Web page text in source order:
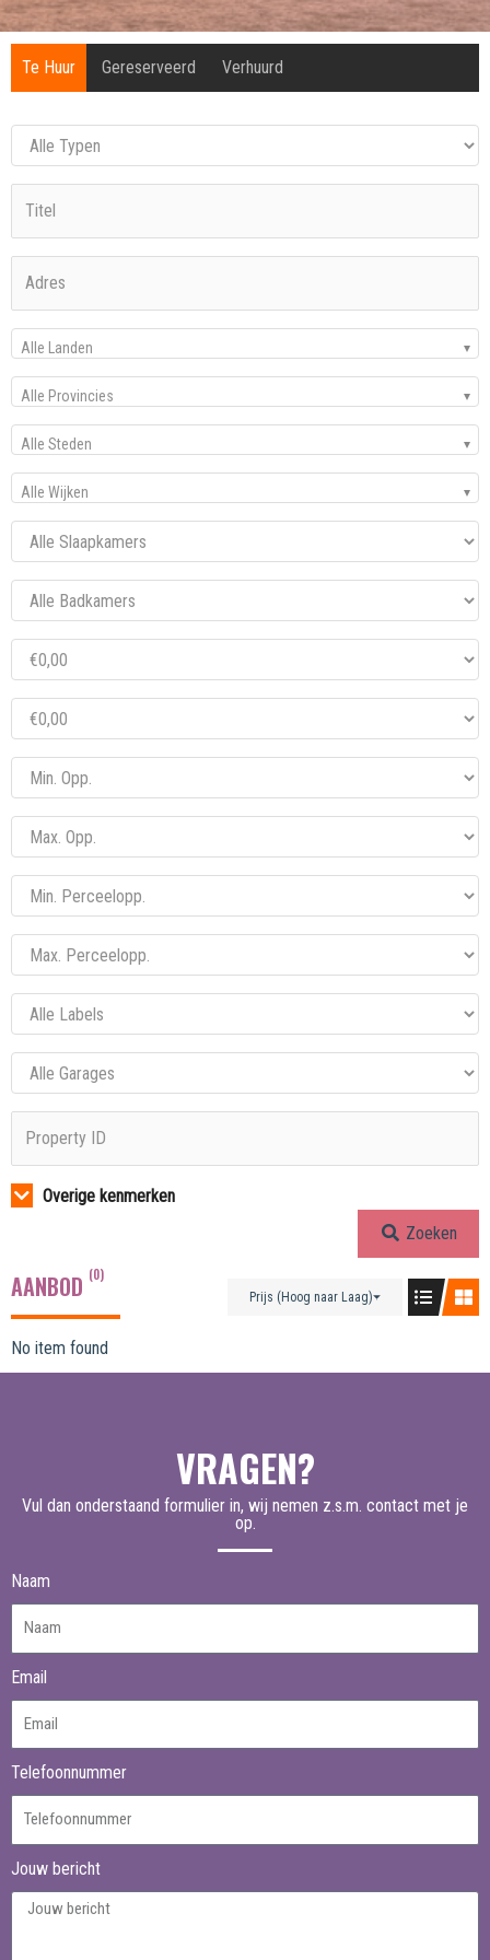
Te Huur Gereserveerd Verhuurd
Alle Landen
Alle Provincies
Alle Steden
Alle Wijken
Overige kenmerken
Zoeken
AANBOD (0)
Prijs (Hoog naar Laag)
No item found
VRAGEN?
Vul dan onderstaand formulier in, wij nemen z.s.m. contact met je
op.
Naam
Email
Telefoonnummer
Jouw bericht